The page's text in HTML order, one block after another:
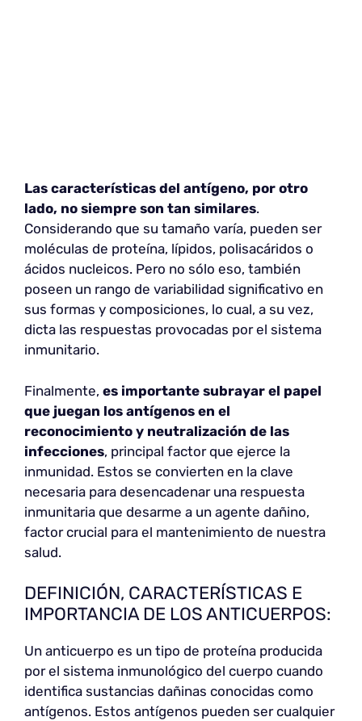
Las características del antígeno, por otro
lado, no siempre son tan similares.
Considerando que su tamaño varía, pueden ser
moléculas de proteína, lípidos, polisacáridos o
ácidos nucleicos. Pero no sólo eso, también
poseen un rango de variabilidad significativo en
sus formas y composiciones, lo cual, a su vez,
dicta las respuestas provocadas por el sistema
inmunitario.
Finalmente, es importante subrayar el papel
que juegan los antígenos en el
reconocimiento y neutralización de las
infecciones, principal factor que ejerce la
inmunidad. Estos se convierten en la clave
necesaria para desencadenar una respuesta
inmunitaria que desarme a un agente dañino,
factor crucial para el mantenimiento de nuestra
salud.
DEFINICIÓN, CARACTERÍSTICAS E
IMPORTANCIA DE LOS ANTICUERPOS:
Un anticuerpo es un tipo de proteína producida
por el sistema inmunológico del cuerpo cuando
identifica sustancias dañinas conocidas como
antígenos. Estos antígenos pueden ser cualquier